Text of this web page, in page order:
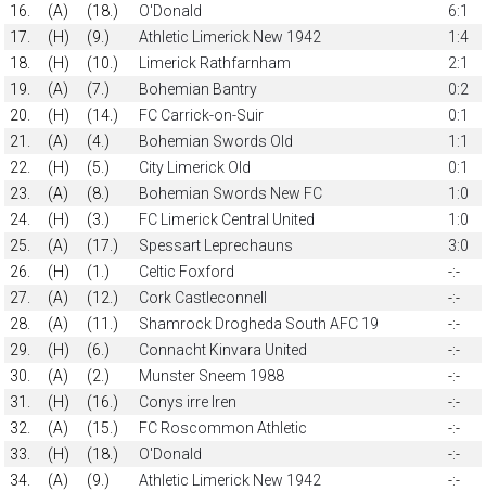
16.
(A) (18.) O'Donald
6:1
17.
(H) (9.) Athletic Limerick New 1942
1:4
18.
(H) (10.) Limerick Rathfarnham
2:1
19.
(A) (7.) Bohemian Bantry
0:2
20.
(H) (14.) FC Carrick-on-Suir
0:1
21.
(A) (4.) Bohemian Swords Old
1:1
22.
(H) (5.) City Limerick Old
0:1
23.
(A) (8.) Bohemian Swords New FC
1:0
24.
(H) (3.) FC Limerick Central United
1:0
25.
(A) (17.) Spessart Leprechauns
3:0
26.
(H) (1.) Celtic Foxford
-:-
27.
(A) (12.) Cork Castleconnell
-:-
28.
(A) (11.) Shamrock Drogheda South AFC 19
-:-
29.
(H) (6.) Connacht Kinvara United
-:-
30.
(A) (2.) Munster Sneem 1988
-:-
31.
(H) (16.) Conys irre Iren
-:-
32.
(A) (15.) FC Roscommon Athletic
-:-
33.
(H) (18.) O'Donald
-:-
34.
(A) (9.) Athletic Limerick New 1942 -:-